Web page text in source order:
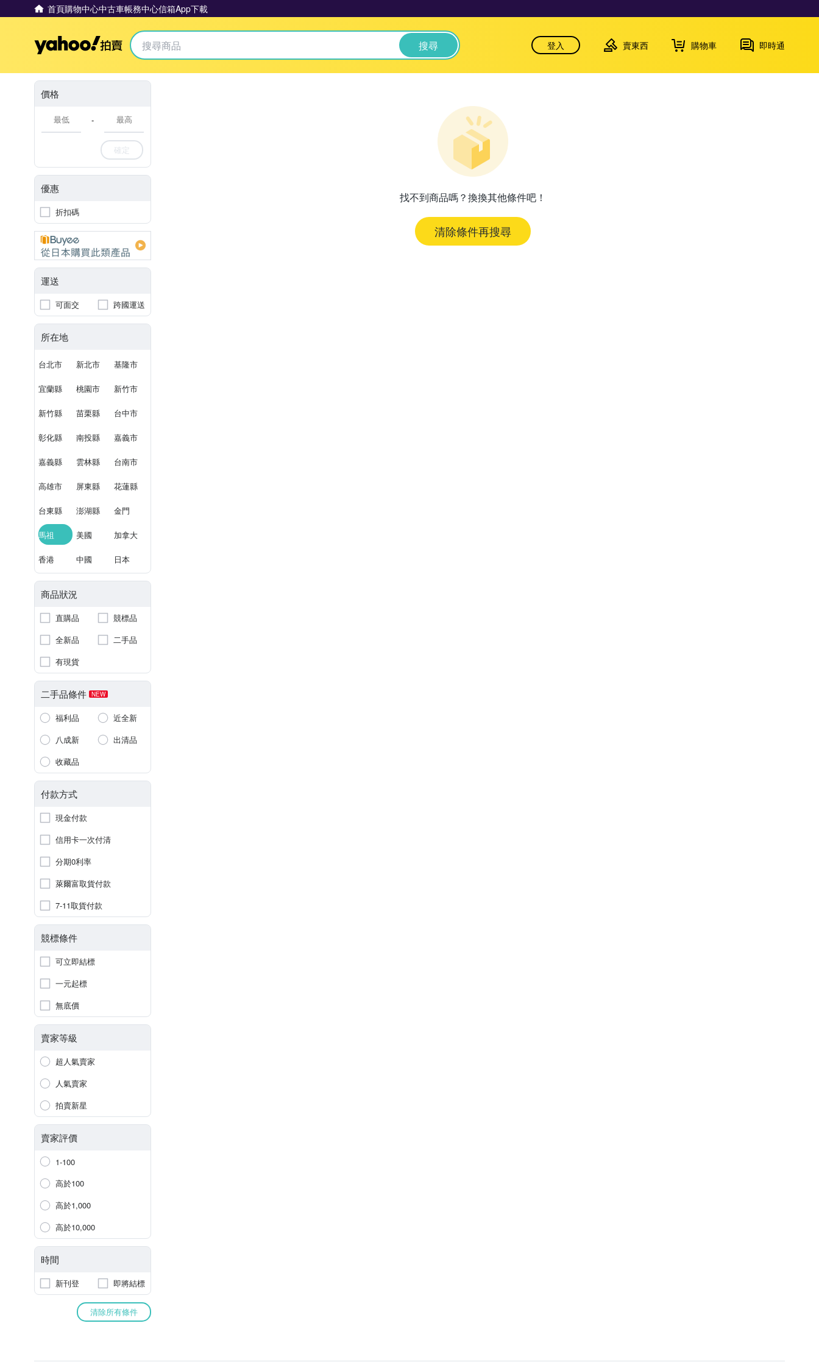
首頁購物中心中古車帳務中心信箱App下載
Yahoo拍賣 搜尋 登入 賣東西 購物車 即時通
價格
-
確定
優惠
折扣碼
運送
可面交 跨國運送
所在地
台北市 新北市 基隆市
宜蘭縣 桃園市 新竹市
新竹縣 苗栗縣 台中市
彰化縣 南投縣 嘉義市
嘉義縣 雲林縣 台南市
高雄市 屏東縣 花蓮縣
台東縣 澎湖縣 金門
馬祖 美國 加拿大
香港 中國 日本
商品狀況
直購品
競標品
全新品
二手品
有現貨
二手品條件 NEW
福利品
近全新
八成新
出清品
收藏品
付款方式
現金付款
信用卡一次付清
分期0利率
萊爾富取貨付款
7-11取貨付款
競標條件
可立即結標
一元起標
無底價
賣家等級
超人氣賣家
人氣賣家
拍賣新星
賣家評價
1-100
高於100
高於1,000
高於10,000
時間
新刊登 即將結標
清除所有條件
找不到商品嗎？換換其他條件吧！
清除條件再搜尋